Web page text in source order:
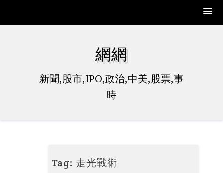
網網
新聞,股市,IPO,政治,中美,股票,事
時
Tag: 走光戰術